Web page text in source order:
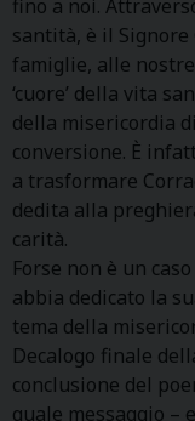
fino a noi.
santità, è il
famiglie, alle
‘cuore’ della vita
della misericordia
conversione. È
a trasformare
dedita alla
carità.
Forse non è un
abbia dedicato la
tema della
Decalogo finale
conclusione del
quale messaggio –